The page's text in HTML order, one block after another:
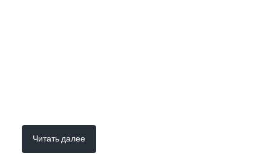
Читать далее